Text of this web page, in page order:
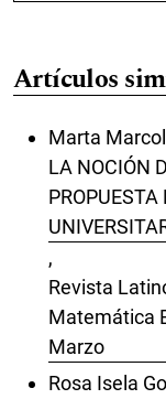
Artículos
Marta
LA NOCIÓN
,
Revista
Matemática
Marzo
Rosa Isela